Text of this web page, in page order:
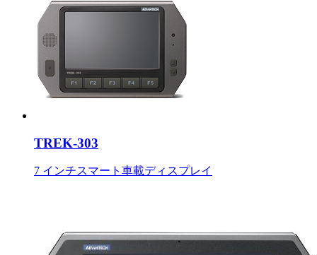
TREK-303
7 インチスマート車載ディスプレイ